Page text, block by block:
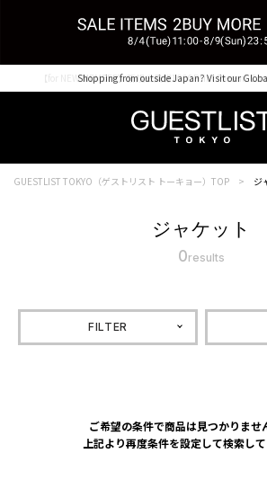
Shopping from outside Japan? Visit our
【for NEW MEMBER】新規会員様1000Point Present
GUESTLIST TOKYO（ゲストリスト トーキョー）TOP ジ
ジャケット
0results
FILTER
ご希望の条件で商品は見つかりませ
上記より再度条件を設定して検索して